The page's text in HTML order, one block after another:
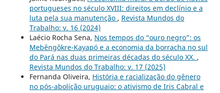
portugueses no século XVIII: direitos em declínio e a
luta pela sua manutenção , Revista Mundos do
Trabalho: v. 16 (2024)
Laécio Rocha Sena, Nos tempos do “ouro negro”: os
Mebêngôkre-Kayapó e a economia da borracha no sul
do Pará nas duas primeiras décadas do século XX. ,
Revista Mundos do Trabalho: v. 17 (2025)
Fernanda Oliveira, História e racialização do gênero
no pós-abolição uruguaio: o ativismo de Iris Cabral e